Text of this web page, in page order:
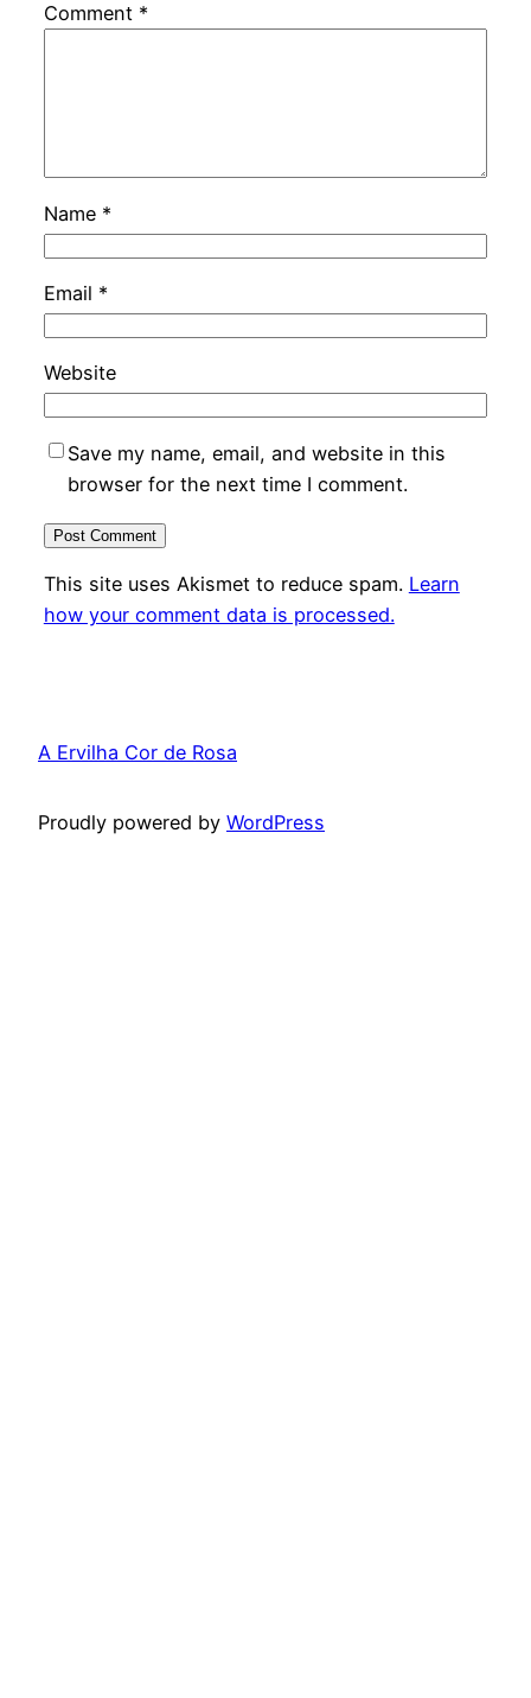
Comment *
Name *
Email *
Website
Save my name, email, and website in this
browser for the next time I comment.
This site uses Akismet to reduce spam. Learn
how your comment data is processed.
A Ervilha Cor de Rosa
Proudly powered by WordPress